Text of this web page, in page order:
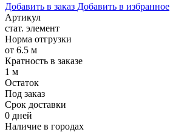
Добавить в заказ Добавить в избранное
Артикул
стат. элемент
Норма отгрузки
от 6.5 м
Кратность в заказе
1 м
Остаток
Под заказ
Срок доставки
0 дней
Наличие в городах